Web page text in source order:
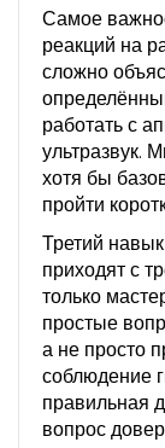
Самое
реакций на
сложно
работать с
ультразвук.
хотя бы
пройти
Третий
приходят с
только
простые
а не просто
соблюдение
правильная
вопрос